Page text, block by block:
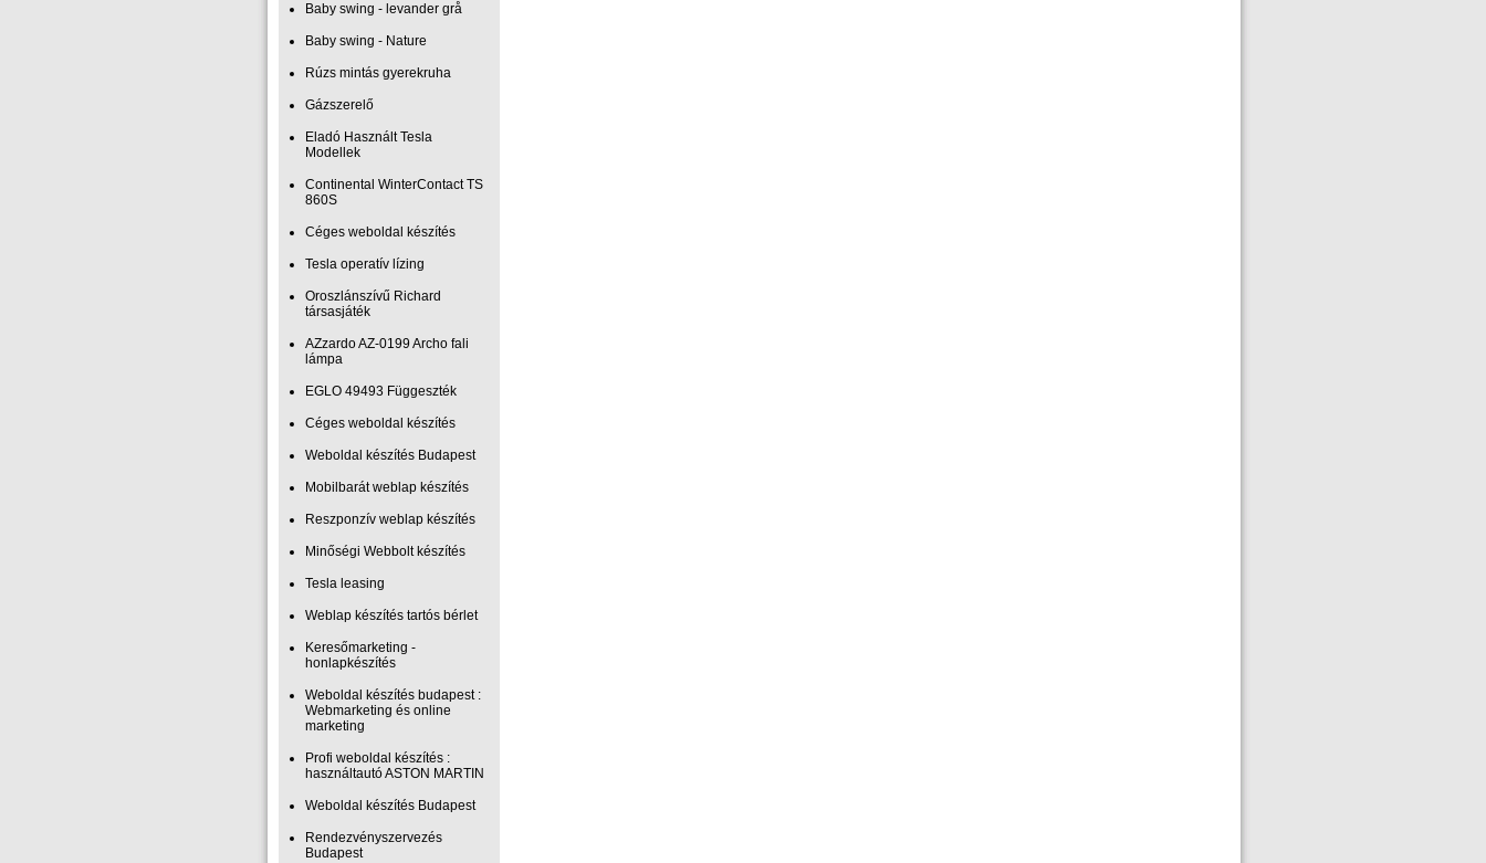
Baby swing - levander grå
Baby swing - Nature
Rúzs mintás gyerekruha
Gázszerelő
Eladó Használt Tesla
Modellek
Continental WinterContact TS
860S
Céges weboldal készítés
Tesla operatív lízing
Oroszlánszívű Richard
társasjáték
AZzardo AZ-0199 Archo fali
lámpa
EGLO 49493 Függeszték
Céges weboldal készítés
Weboldal készítés Budapest
Mobilbarát weblap készítés
Reszponzív weblap készítés
Minőségi Webbolt készítés
Tesla leasing
Weblap készítés tartós bérlet
Keresőmarketing -
honlapkészítés
Weboldal készítés budapest :
Webmarketing és online
marketing
Profi weboldal készítés :
használtautó ASTON MARTIN
Weboldal készítés Budapest
Rendezvényszervezés
Budapest